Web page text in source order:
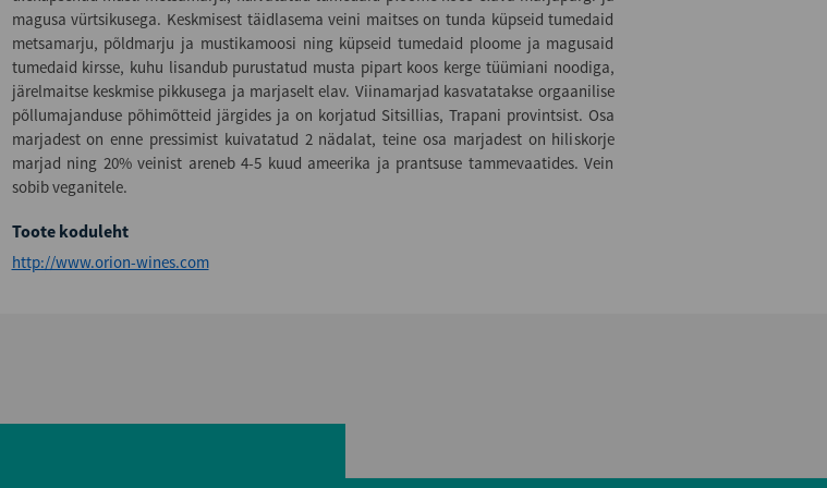
magusa vürtsikusega. Keskmisest täidlasema veini maitses on tunda küpseid tumedaid
metsamarju, põldmarju ja mustikamoosi ning küpseid tumedaid ploome ja magusaid
tumedaid kirsse, kuhu lisandub purustatud musta pipart koos kerge tüümiani noodiga,
järelmaitse keskmise pikkusega ja marjaselt elav. Viinamarjad kasvatatakse orgaanilise
põllumajanduse põhimõtteid järgides ja on korjatud Sitsillias, Trapani provintsist. Osa
marjadest on enne pressimist kuivatatud 2 nädalat, teine osa marjadest on hiliskorje
marjad ning 20% veinist areneb 4-5 kuud ameerika ja prantsuse tammevaatides. Vein
sobib veganitele.
Toote koduleht
http://www.orion-wines.com